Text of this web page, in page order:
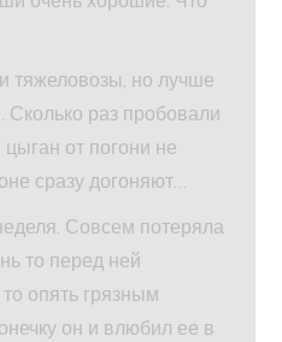
тяжеловозы, но лучше
Сколько раз пробовали
от погони не
сразу догоняют…
Совсем потеряла
то перед ней
опять грязным
он и влюбил ее в